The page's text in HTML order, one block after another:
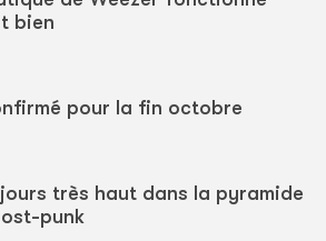
bien
pour la fin octobre
très haut dans la pyramide
punk